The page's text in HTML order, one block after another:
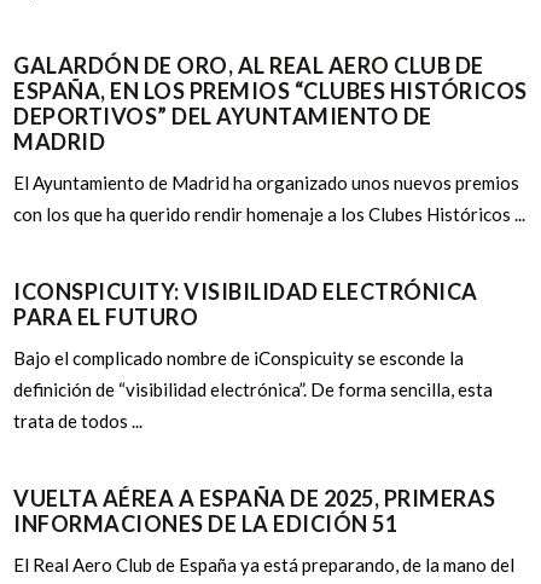
GALARDÓN DE ORO, AL REAL AERO CLUB DE
ESPAÑA, EN LOS PREMIOS “CLUBES HISTÓRICOS
DEPORTIVOS” DEL AYUNTAMIENTO DE
MADRID
El Ayuntamiento de Madrid ha organizado unos nuevos premios
con los que ha querido rendir homenaje a los Clubes Históricos ...
ICONSPICUITY: VISIBILIDAD ELECTRÓNICA
PARA EL FUTURO
Bajo el complicado nombre de iConspicuity se esconde la
definición de “visibilidad electrónica”. De forma sencilla, esta
trata de todos ...
VUELTA AÉREA A ESPAÑA DE 2025, PRIMERAS
INFORMACIONES DE LA EDICIÓN 51
El Real Aero Club de España ya está preparando, de la mano del